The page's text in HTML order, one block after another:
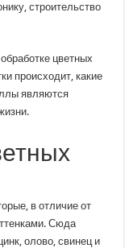
строительство
цветных
происходит, какие
являются
в отличие от
Сюда
олово, свинец и